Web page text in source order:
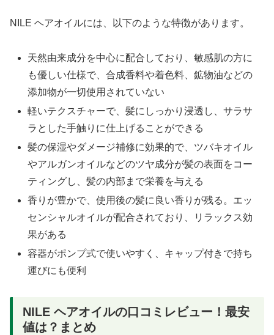
NILE ヘアオイルには、以下のような特徴があります。
天然由来成分を中心に配合しており、敏感肌の方に
も優しい仕様で、合成香料や着色料、鉱物油などの
添加物が一切使用されていない
軽いテクスチャーで、髪にしっかり浸透し、サラサ
ラとした手触りに仕上げることができる
髪の保湿やダメージ補修に効果的で、ツバキオイル
やアルガンオイルなどのツヤ成分が髪の表面をコー
ティングし、髪の内部まで栄養を与える
香りが豊かで、使用後の髪に良い香りが残る。エッ
センシャルオイルが配合されており、リラックス効
果がある
容器がポンプ式で使いやすく、キャップ付きで持ち
運びにも便利
NILE ヘアオイルの口コミレビュー！最安
値は？まとめ